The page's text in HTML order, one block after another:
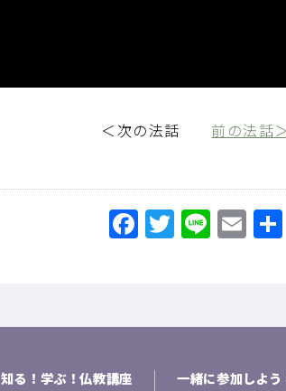
＜次の法話 前の法話＞
Facebook
Twitter
Line
知る！学ぶ！仏教講座 一緒に参加しよ